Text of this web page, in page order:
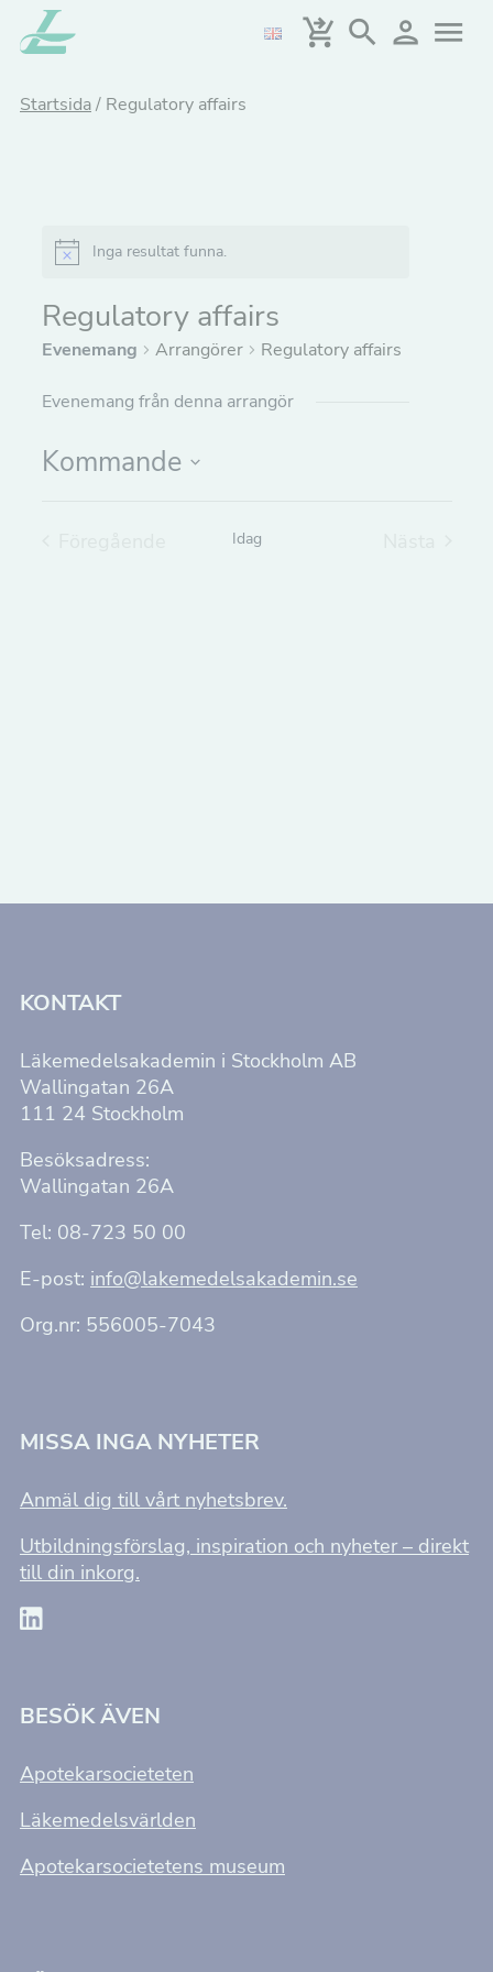
Hoppa
till
Startsida/ Regulatory affairs
NoticeInga resultat funna.
Regulatory affairs
Evenemang Arrangörer Regulatory affairs
Evenemang från denna arrangör
Kommande
Idag
KONTAKT
Läkemedelsakademin i Stockholm AB
Wallingatan 26A
111 24 Stockholm
Besöksadress:
Wallingatan 26A
Tel: 08-723 50 00
E-post: info@lakemedelsakademin.se
Org.nr: 556005-7043
MISSA INGA NYHETER
Anmäl dig till vårt nyhetsbrev.
Utbildningsförslag, inspiration och nyheter – direkt
till din inkorg.
BESÖK ÄVEN
Apotekarsocieteten
Läkemedelsvärlden
Apotekarsocietetens museum